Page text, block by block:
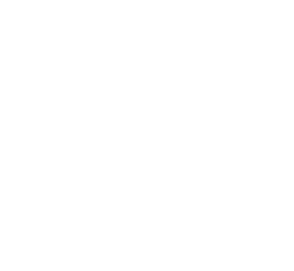
und Angewandte Geographie
und Geochemie